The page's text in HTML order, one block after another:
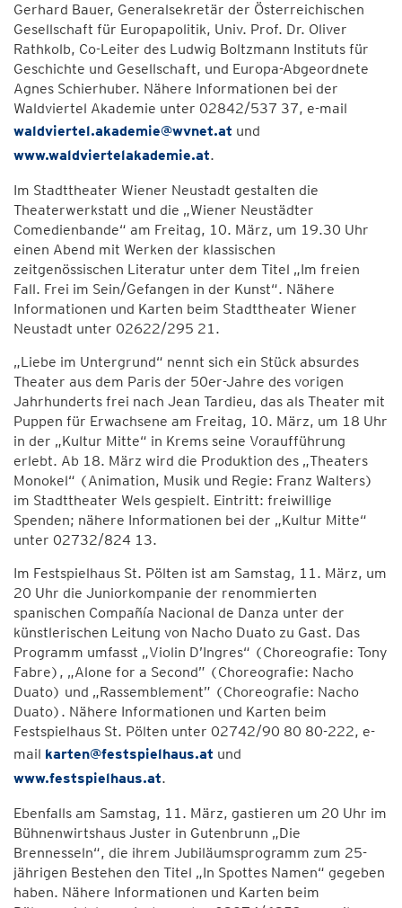
Gerhard Bauer, Generalsekretär der Österreichischen
Gesellschaft für Europapolitik, Univ. Prof. Dr. Oliver
Rathkolb, Co-Leiter des Ludwig Boltzmann Instituts für
Geschichte und Gesellschaft, und Europa-Abgeordnete
Agnes Schierhuber. Nähere Informationen bei der
Waldviertel Akademie unter 02842/537 37, e-mail
waldviertel.akademie@wvnet.at und
www.waldviertelakademie.at.
Im Stadttheater Wiener Neustadt gestalten die
Theaterwerkstatt und die „Wiener Neustädter
Comedienbande“ am Freitag, 10. März, um 19.30 Uhr
einen Abend mit Werken der klassischen
zeitgenössischen Literatur unter dem Titel „Im freien
Fall. Frei im Sein/Gefangen in der Kunst“. Nähere
Informationen und Karten beim Stadttheater Wiener
Neustadt unter 02622/295 21.
„Liebe im Untergrund“ nennt sich ein Stück absurdes
Theater aus dem Paris der 50er-Jahre des vorigen
Jahrhunderts frei nach Jean Tardieu, das als Theater mit
Puppen für Erwachsene am Freitag, 10. März, um 18 Uhr
in der „Kultur Mitte“ in Krems seine Voraufführung
erlebt. Ab 18. März wird die Produktion des „Theaters
Monokel“ (Animation, Musik und Regie: Franz Walters)
im Stadttheater Wels gespielt. Eintritt: freiwillige
Spenden; nähere Informationen bei der „Kultur Mitte“
unter 02732/824 13.
Im Festspielhaus St. Pölten ist am Samstag, 11. März, um
20 Uhr die Juniorkompanie der renommierten
spanischen Compañía Nacional de Danza unter der
künstlerischen Leitung von Nacho Duato zu Gast. Das
Programm umfasst „Violin D’Ingres“ (Choreografie: Tony
Fabre), „Alone for a Second” (Choreografie: Nacho
Duato) und „Rassemblement” (Choreografie: Nacho
Duato). Nähere Informationen und Karten beim
Festspielhaus St. Pölten unter 02742/90 80 80-222, e-
mail karten@festspielhaus.at und
www.festspielhaus.at.
Ebenfalls am Samstag, 11. März, gastieren um 20 Uhr im
Bühnenwirtshaus Juster in Gutenbrunn „Die
Brennesseln“, die ihrem Jubiläumsprogramm zum 25-
jährigen Bestehen den Titel „In Spottes Namen“ gegeben
haben. Nähere Informationen und Karten beim